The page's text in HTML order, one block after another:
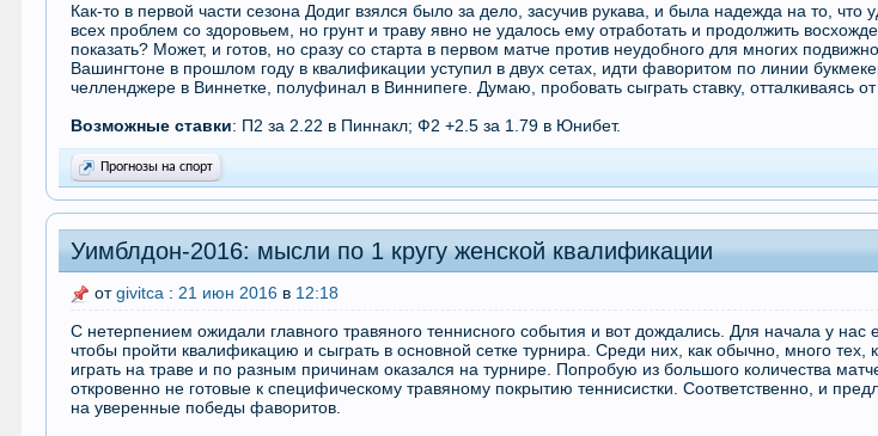
Как-то в первой части сезона Додиг взялся было за дело, засучив рукава, и была надежда на то, что
всех проблем со здоровьем, но грунт и траву явно не удалось ему отработать и продолжить
показать? Может, и готов, но сразу со старта в первом матче против неудобного для многих
Вашингтоне в прошлом году в квалификации уступил в двух сетах, идти фаворитом по линии
челленджере в Виннетке, полуфинал в Виннипеге. Думаю, пробовать сыграть ставку,
Возможные ставки: П2 за 2.22 в Пиннакл; Ф2 +2.5 за 1.79 в Юнибет.
Прогнозы на спорт
Уимблдон-2016: мысли по 1 кругу женской квалификации
отgivitca :21 июн 2016 в 12:18
С нетерпением ожидали главного травяного теннисного события и вот дождались. Для начала у
чтобы пройти квалификацию и сыграть в основной сетке турнира. Среди них, как обычно, много тех,
играть на траве и по разным причинам оказался на турнире. Попробую из большого количества
откровенно не готовые к специфическому травяному покрытию теннисистки. Соответственно, и
на уверенные победы фаворитов.